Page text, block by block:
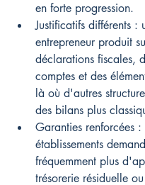
en forte progression.
Justificatifs différents :
entrepreneur produit
déclarations fiscales,
comptes et des
là où d'autres
des bilans plus
Garanties renforcées :
établissements
fréquemment plus
trésorerie résiduelle